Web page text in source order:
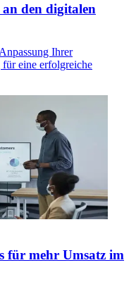
den digitalen
Ihrer
eine erfolgreiche
für mehr Umsatz im